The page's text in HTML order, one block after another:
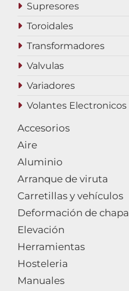
Supresores
Toroidales
Transformadores
Valvulas
Variadores
Volantes Electronicos
Accesorios
Aire
Aluminio
Arranque de viruta
Carretillas y vehículos
Deformación de chapa
Elevación
Herramientas
Hosteleria
Manuales